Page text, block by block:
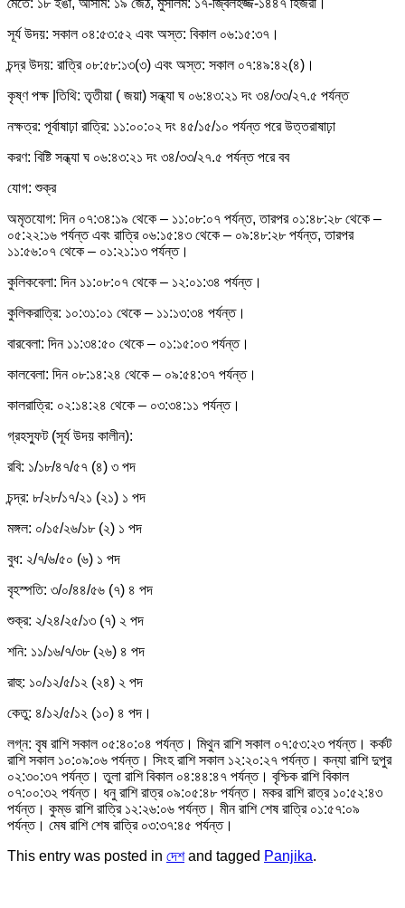
সূর্য উদয়: সকাল ০৪:৫৩:৫২ এবং অস্ত: বিকাল ০৬:১৫:৩৭।
চন্দ্র উদয়: রাত্রি ০৮:৫৮:১৩(৩) এবং অস্ত: সকাল ০৭:৪৯:৪২(৪)।
কৃষ্ণ পক্ষ |তিথি: তৃতীয়া ( জয়া) সন্ধ্যা ঘ ০৬:৪৩:২১ দং ৩৪/৩৩/২৭.৫ পর্যন্ত
নক্ষত্র: পূর্বাষাঢ়া রাত্রি: ১১:০০:০২ দং ৪৫/১৫/১০ পর্যন্ত পরে উত্তরাষাঢ়া
করণ: বিষ্টি সন্ধ্যা ঘ ০৬:৪৩:২১ দং ৩৪/৩৩/২৭.৫ পর্যন্ত পরে বব
যোগ: শুক্র
অমৃতযোগ: দিন ০৭:৩৪:১৯ থেকে – ১১:০৮:০৭ পর্যন্ত, তারপর ০১:৪৮:২৮ থেকে –
০৫:২২:১৬ পর্যন্ত এবং রাত্রি ০৬:১৫:৪৩ থেকে – ০৯:৪৮:২৮ পর্যন্ত, তারপর
১১:৫৬:০৭ থেকে – ০১:২১:১৩ পর্যন্ত।
কুলিকবেলা: দিন ১১:০৮:০৭ থেকে – ১২:০১:৩৪ পর্যন্ত।
কুলিকরাত্রি: ১০:৩১:০১ থেকে – ১১:১৩:৩৪ পর্যন্ত।
বারবেলা: দিন ১১:৩৪:৫০ থেকে – ০১:১৫:০৩ পর্যন্ত।
কালবেলা: দিন ০৮:১৪:২৪ থেকে – ০৯:৫৪:৩৭ পর্যন্ত।
কালরাত্রি: ০২:১৪:২৪ থেকে – ০৩:৩৪:১১ পর্যন্ত।
গ্রহস্ফুট (সূর্য উদয় কালীন):
রবি: ১/১৮/৪৭/৫৭ (৪) ৩ পদ
চন্দ্র: ৮/২৮/১৭/২১ (২১) ১ পদ
মঙ্গল: ০/১৫/২৬/১৮ (২) ১ পদ
বুধ: ২/৭/৬/৫০ (৬) ১ পদ
বৃহস্পতি: ৩/০/৪৪/৫৬ (৭) ৪ পদ
শুক্র: ২/২৪/২৫/১৩ (৭) ২ পদ
শনি: ১১/১৬/৭/৩৮ (২৬) ৪ পদ
রাহু: ১০/১২/৫/১২ (২৪) ২ পদ
কেতু: ৪/১২/৫/১২ (১০) ৪ পদ।
লগ্ন: বৃষ রাশি সকাল ০৫:৪০:০৪ পর্যন্ত। মিথুন রাশি সকাল ০৭:৫৩:২৩ পর্যন্ত। কর্কট
রাশি সকাল ১০:০৯:০৬ পর্যন্ত। সিংহ রাশি সকাল ১২:২০:২৭ পর্যন্ত। কন্যা রাশি দুপুর
০২:৩০:৩৭ পর্যন্ত। তুলা রাশি বিকাল ০৪:৪৪:৪৭ পর্যন্ত। বৃশ্চিক রাশি বিকাল
০৭:০০:৩২ পর্যন্ত। ধনু রাশি রাত্র ০৯:০৫:৪৮ পর্যন্ত। মকর রাশি রাত্র ১০:৫২:৪৩
পর্যন্ত। কুম্ভ রাশি রাত্রি ১২:২৬:০৬ পর্যন্ত। মীন রাশি শেষ রাত্রি ০১:৫৭:০৯
পর্যন্ত। মেষ রাশি শেষ রাত্রি ০৩:৩৭:৪৫ পর্যন্ত।
This entry was posted in দেশand tagged Panjika.